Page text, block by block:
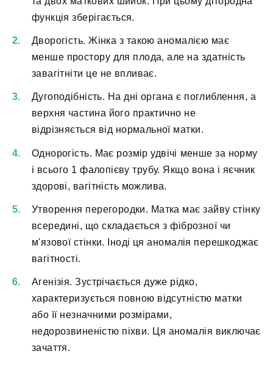
функція зберігається.
Дворогість. Жінка з такою аномалією має
менше простору для плода, але на здатність
завагітніти це не впливає.
Дугоподібність. На дні органа є поглиблення, а
верхня частина його практично не
відрізняється від нормальної матки.
Однорогість. Має розмір удвічі менше за норму
і всього 1 фалопієву трубу. Якщо вона і яєчник
здорові, вагітність можлива.
Утворення перегородки. Матка має зайву стінку
всередині, що складається з фіброзної чи
м'язової стінки. Іноді ця аномалія перешкоджає
вагітності.
Агенізія. Зустрічається дуже рідко,
характеризується повною відсутністю матки
або її незначними розмірами,
недорозвиненістю піхви. Ця аномалія виключає
зачаття.